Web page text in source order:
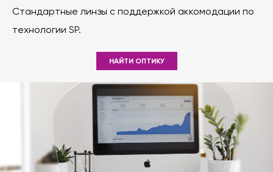
Стандартные линзы с поддержкой аккомодации по
технологии SP.
НАЙТИ ОПТИКУ